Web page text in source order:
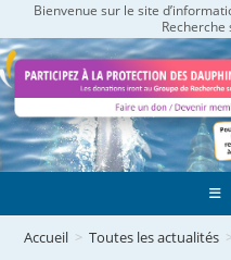
to
content
Bienvenue sur le site
Recherche
Accueil > Toutes les actualités